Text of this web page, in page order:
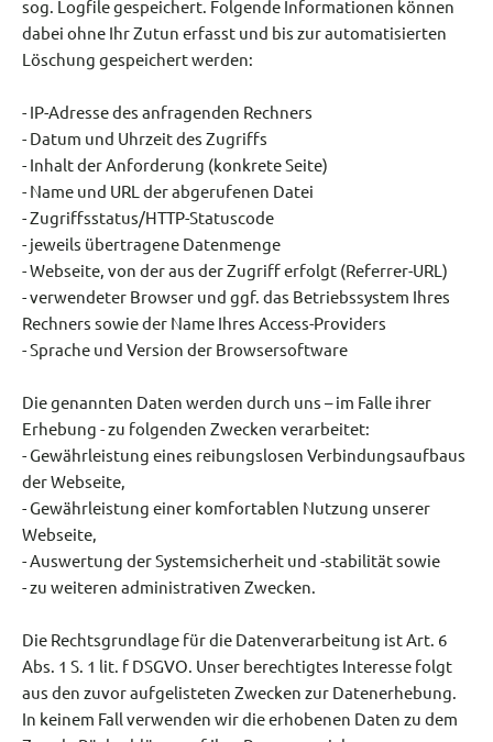
sog. Logfile gespeichert. Folgende Informationen können
dabei ohne Ihr Zutun erfasst und bis zur automatisierten
Löschung gespeichert werden:
- IP-Adresse des anfragenden Rechners
- Datum und Uhrzeit des Zugriffs
- Inhalt der Anforderung (konkrete Seite)
- Name und URL der abgerufenen Datei
- Zugriffsstatus/HTTP-Statuscode
- jeweils übertragene Datenmenge
- Webseite, von der aus der Zugriff erfolgt (Referrer-URL)
- verwendeter Browser und ggf. das Betriebssystem Ihres
Rechners sowie der Name Ihres Access-Providers
- Sprache und Version der Browsersoftware
Die genannten Daten werden durch uns – im Falle ihrer
Erhebung - zu folgenden Zwecken verarbeitet:
- Gewährleistung eines reibungslosen Verbindungsaufbaus
der Webseite,
- Gewährleistung einer komfortablen Nutzung unserer
Webseite,
- Auswertung der Systemsicherheit und -stabilität sowie
- zu weiteren administrativen Zwecken.
Die Rechtsgrundlage für die Datenverarbeitung ist Art. 6
Abs. 1 S. 1 lit. f DSGVO. Unser berechtigtes Interesse folgt
aus den zuvor aufgelisteten Zwecken zur Datenerhebung.
In keinem Fall verwenden wir die erhobenen Daten zu dem